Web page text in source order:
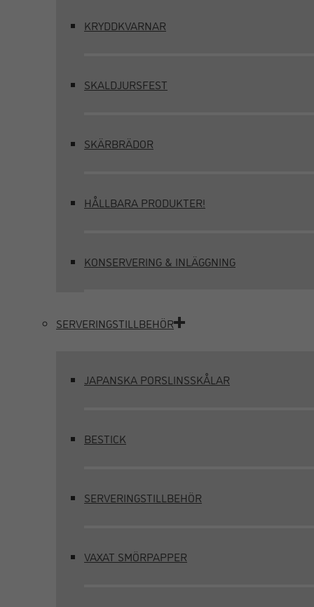
KRYDDKVARNAR
SKALDJURSFEST
SKÄRBRÄDOR
HÅLLBARA PRODUKTER!
KONSERVERING & INLÄGGNING
SERVERINGSTILLBEHÖR
JAPANSKA PORSLINSSKÅLAR
BESTICK
SERVERINGSTILLBEHÖR
VAXAT SMÖRPAPPER